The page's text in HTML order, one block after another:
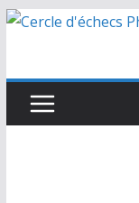
Passer